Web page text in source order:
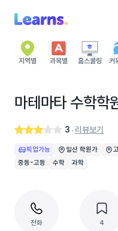
지역별 과목별 홈스쿨링 커
마테마타 수학학
3 ‧ 리뷰보기
픽업가능 일산 학원가
중등-고등
수학 과학
전화 4